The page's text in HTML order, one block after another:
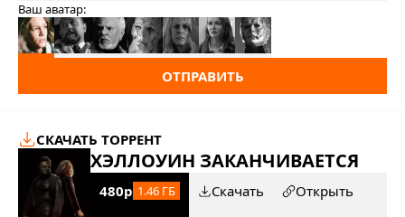
Ваш аватар:
ОТПРАВИТЬ
СКАЧАТЬ ТОРРЕНТ
ХЭЛЛОУИН ЗАКАНЧИВАЕТСЯ
480p 1.46 ГБ Скачать
Открыть